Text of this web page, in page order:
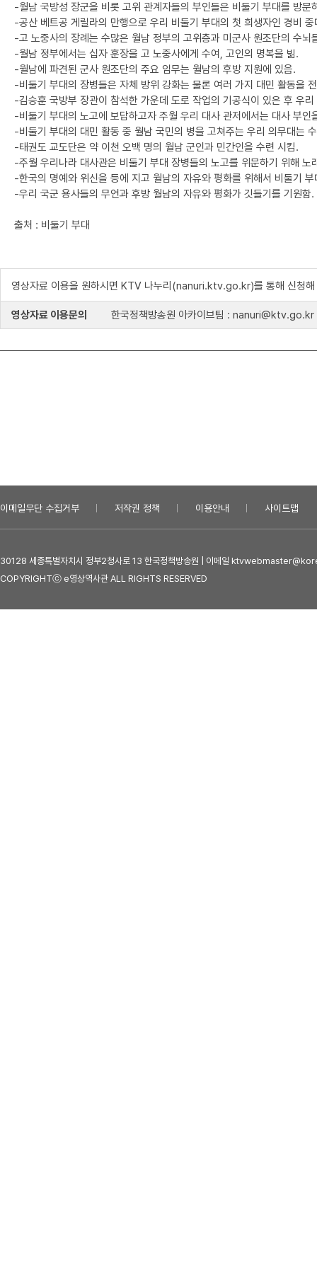
-월남 국방성 장군을 비롯 고위 관계자들의 부인들은 비둘기 부대를 방문
-공산 베트공 게릴라의 만행으로 우리 비둘기 부대의 첫 희생자인 경비
-고 노중사의 장례는 수많은 월남 정부의 고위층과 미군사 원조단의 수뇌
-월남 정부에서는 십자 훈장을 고 노중사에게 수여, 고인의 명복을 빎.
-월남에 파견된 군사 원조단의 주요 임무는 월남의 후방 지원에 있음.
-비둘기 부대의 장병들은 자체 방위 강화는 물론 여러 가지 대민 활동을
-김승훈 국방부 장관이 참석한 가운데 도로 작업의 기공식이 있은 후 우
-비둘기 부대의 노고에 보답하고자 주월 우리 대사 관저에서는 대사 부
-비둘기 부대의 대민 활동 중 월남 국민의 병을 고쳐주는 우리 의무대는
-태권도 교도단은 약 이천 오백 명의 월남 군인과 민간인을 수련 시킴.
-주월 우리나라 대사관은 비둘기 부대 장병들의 노고를 위문하기 위해 노
-한국의 명예와 위신을 등에 지고 월남의 자유와 평화를 위해서 비둘기
-우리 국군 용사들의 무언과 후방 월남의 자유와 평화가 깃들기를 기원함.
출처 : 비둘기 부대
영상자료 이용을 원하시면 KTV 나누리(nanuri.ktv.go.kr)를 통해 신청해
영상자료 이용문의 한국정책방송원 아카이브팀 : nanuri@ktv.go.kr
이메일무단 수집거부 저작권 정책 이용안내 사이트맵
30128 세종특별자치시 정부2청사로 13 한국정책방송원 | 이메일
COPYRIGHTⓒ e영상역사관 ALL RIGHTS RESERVED